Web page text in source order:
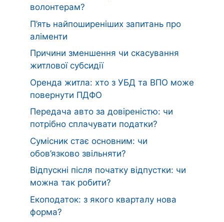
волонтерам?
П’ять найпоширеніших запитань про
аліменти
Причини зменшення чи скасування
житлової субсидії
Оренда житла: хто з УБД та ВПО може
повернути ПДФО
Передача авто за довіреністю: чи
потрібно сплачувати податки?
Сумісник стає основним: чи
обов’язково звільняти?
Відпускні після початку відпустки: чи
можна так робити?
Екоподаток: з якого кварталу нова
форма?